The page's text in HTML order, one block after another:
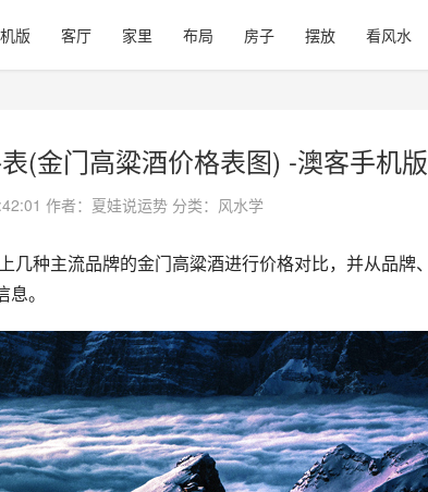
版 客厅 家里 布局 房子 摆放 看风水
(金门高粱酒价格表图) -澳客手机版
作者：夏娃说运势 分类： 风水学
。